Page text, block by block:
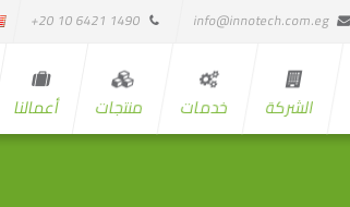
info@innotech.com.eg
1490 6421 10 20+
الشركة خدمات منتجات أعمالنا